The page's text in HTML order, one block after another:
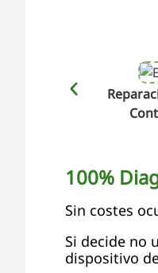
100%
Sin costes
Si decide no
dispositivo